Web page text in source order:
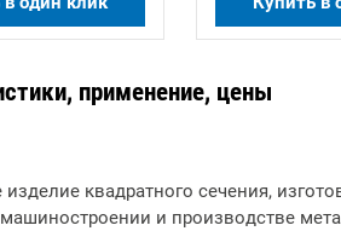
применение, цены
квадратного сечения,
и производстве